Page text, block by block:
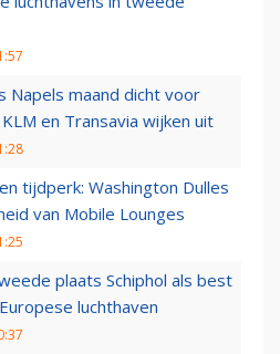
Napels maand dicht voor
en Transavia wijken uit
tijdperk: Washington Dulles
van Mobile Lounges
plaats Schiphol als best
luchthaven